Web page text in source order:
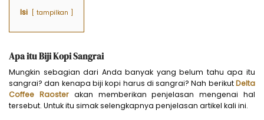
Isi tampilkan
Apa itu Biji Kopi Sangrai
Mungkin sebagian dari Anda banyak yang belum tahu apa itu
sangrai? dan kenapa biji kopi harus di sangrai? Nah berikutDelta
Coffee Raosterakan memberikan penjelasan mengenai hal
tersebut. Untuk itu simak selengkapnya penjelasan artikel kali ini.